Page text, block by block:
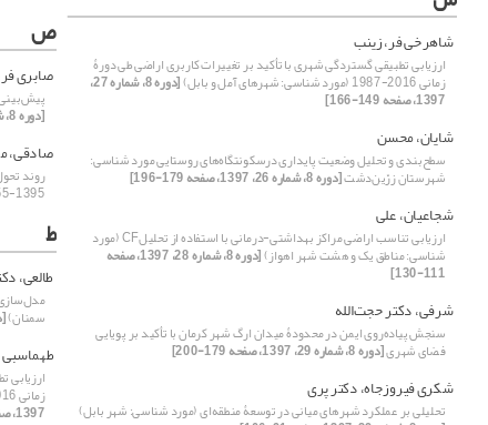
شاهرخی فر، زینب
ارزیابی تطبیقی گستردگی شهری با تأکید بر تغییرات کاربری اراضی طی دورۀ
زمانی 2016-1987 (مورد شناسی: شهرهای آمل و بابل) [دوره 8، شماره 27،
1397، صفحه 149-166]
شایان، محسن
سطح‌بندی و تحلیل وضعیت پایداری درسکونتگاه‌های روستایی مورد شناسی:
شهرستان زرّین‌دشت[دوره 8، شماره 26، 1397، صفحه 179-196]
شجاعیان، علی
ارزیابی تناسب اراضی مراکز بهداشتی-درمانی با استفاده از تحلیلCF (مورد
شناسی: مناطق یک و هشت شهر اهواز) [دوره 8، شماره 28، 1397، صفحه
111-130]
شرفی، دکتر حجت‌‌الله
سنجش پیاده‌‌‌‌روی ایمن در محدودۀ میدان ارگ شهر کرمان با تأکید بر پویایی
فضای شهری[دوره 8، شماره 29، 1397، صفحه 179-200]
شکری فیروزجاه، دکتر پری
تحلیلی بر عملکرد شهرهای میانی در توسعۀ منطقه‌ای (مورد شناسی: شهر بابل)
ص
صابری
[دوره 8، شماره 26، 1397، صفحه 33-44]
صادقی،
روند
1395-1355
ط
طالعی،
سمنان)
ارزیابی
زمانی 2016-1987 (مورد شناسی: شهرهای آمل و بابل)
1397، صفحه 149-166]